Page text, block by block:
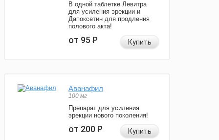
В одной таблетке Левитра
для усиления эрекции и
Дапоксетин для продления
полового акта!
от 95Р Купить
Аванафил
100 мг
Препарат для усиления
эрекции нового поколения!
от 200Р Купить